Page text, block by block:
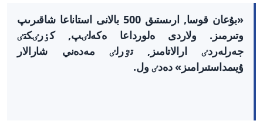
«بۇعان قوسا, ارىستىق 500 بالانى استاناعا شاقىرىپ
وتىرمىز. ولاردى ەلورداعا ەكەلٸپ, كٶرٸكتٸ
جەرلەردٸ ارالاتامىز, تٷرلٸ مەدەني شارالار
ۇيىمداستىرامىز» دەدٸ ول.